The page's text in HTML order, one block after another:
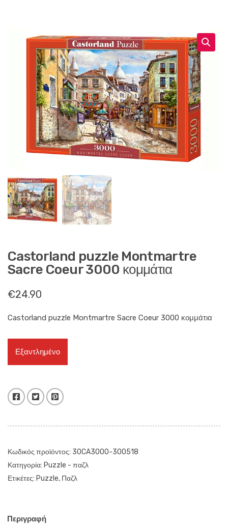
Castorland puzzle Montmartre
Sacre Coeur 3000 κομμάτια
€24.90
Castorland puzzle Montmartre Sacre Coeur 3000 κομμάτια
Εξαντλημένο
Facebook Twitter Pinterest
Κωδικός προϊόντος: 30CA3000-300518
Κατηγορία: Puzzle - παζλ
Ετικέτες: Puzzle, Παζλ
Περιγραφή